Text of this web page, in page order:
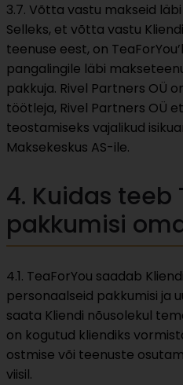
3.7. Võtta vastu makseid
Selleks, et võtta vastu
teenuse eest, on
pangalingile läbi
pakkuja. Rivel Partners OÜ
töötleja, Rivel Partners OÜ
teostamiseks vajalikud
Maksekeskus AS-ile.
4. Kuidas teeb
pakkumisi
4.1. TeaForYou saadab
personaalseid pakkumisi ja
saata Kliendi nõusolekul
on kogutud kliendiks
ostmise või teenuste
viisil.